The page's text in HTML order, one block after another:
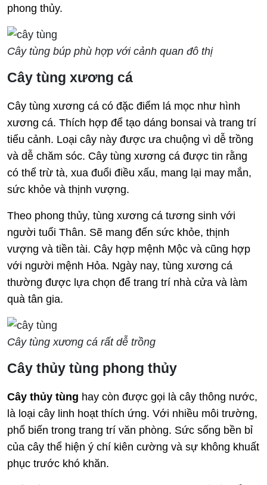
phong thủy.
Cây tùng búp phù hợp với cảnh quan đô thị
Cây tùng xương cá
Cây tùng xương cá có đặc điểm lá mọc như hình
xương cá. Thích hợp để tạo dáng bonsai và trang trí
tiểu cảnh. Loại cây này được ưa chuộng vì dễ trồng
và dễ chăm sóc. Cây tùng xương cá được tin rằng
có thể trừ tà, xua đuổi điều xấu, mang lại may mắn,
sức khỏe và thịnh vượng.
Theo phong thủy, tùng xương cá tương sinh với
người tuổi Thân. Sẽ mang đến sức khỏe, thịnh
vượng và tiền tài. Cây hợp mệnh Mộc và cũng hợp
với người mệnh Hỏa. Ngày nay, tùng xương cá
thường được lựa chọn để trang trí nhà cửa và làm
quà tân gia.
Cây tùng xương cá rất dễ trồng
Cây thủy tùng phong thủy
Cây thủy tùng hay còn được gọi là cây thông nước,
là loại cây linh hoạt thích ứng. Với nhiều môi trường,
phổ biến trong trang trí văn phòng. Sức sống bền bỉ
của cây thể hiện ý chí kiên cường và sự không khuất
phục trước khó khăn.